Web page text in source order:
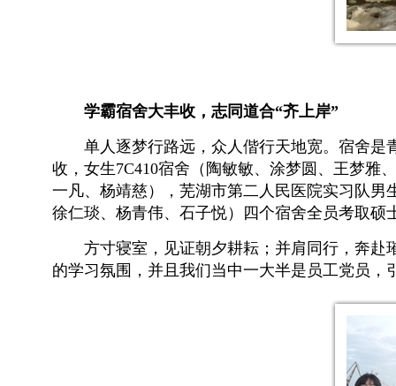
学霸宿舍大丰收，志同道合“齐上岸”
单人逐梦行路远，众人偕行天地宽。宿舍是
收，女生7C410宿舍（陶敏敏、涂梦圆、王梦雅
一凡、杨靖慈），芜湖市第二人民医院实习队男
徐仁琰、杨青伟、石子悦）四个宿舍全员考取硕
方寸寝室，见证朝夕耕耘；并肩同行，奔赴
的学习氛围，并且我们当中一大半是员工党员